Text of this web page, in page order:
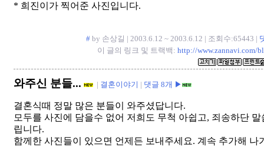
* 희진이가 찍어준 사진입니다.
# by 손상길 | 2003.6.12 ~ 2003.6.12 | 조회수:65443 |
이 글의 링크 및 트랙백: http://www.zannavi.com/
와주신 분들... | 결혼이야기 | 댓글 8개 ▶
결혼식때 정말 많은 분들이 와주셨답니다.
모두를 사진에 담을수 없어 저희도 무척 아쉽고, 죄송하단 말
립니다.
함께한 사진들이 있으면 언제든 보내주세요. 계속 추가해 나